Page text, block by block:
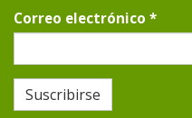
Correo electrónico *
Suscribirse